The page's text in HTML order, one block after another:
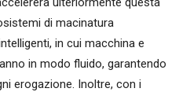
di macinatura
in cui macchina e
in modo fluido, garantendo
erogazione. Inoltre, con i